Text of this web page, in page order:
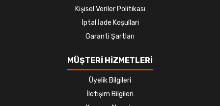
Kişisel Veriler Politikası
İptal İade Koşullari
Garanti Şartları
MÜŞTERİ HİZMETLERİ
Üyelik Bilgileri
İletişim Bilgileri